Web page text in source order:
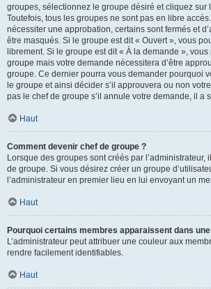
groupes, sélectionnez le groupe désiré et cliquez sur
Toutefois, tous les groupes ne sont pas en libre
nécessiter une approbation, certains sont fermés et
être masqués. Si le groupe est dit « Ouvert », vous
librement. Si le groupe est dit « À la demande »,
groupe mais votre demande nécessitera d’être
groupe. Ce dernier pourra vous demander pourquoi
le groupe et ainsi décider s’il approuvera ou non
pas le chef de groupe s’il annule votre demande, il a
Haut
Comment devenir chef de groupe ?
Lorsque des groupes sont créés par l’administrateur,
de groupe. Si vous désirez créer un groupe
l’administrateur en premier lieu en lui envoyant un
Haut
Pourquoi certains membres apparaissent dans
L’administrateur peut attribuer une couleur aux
rendre facilement identifiables.
Haut